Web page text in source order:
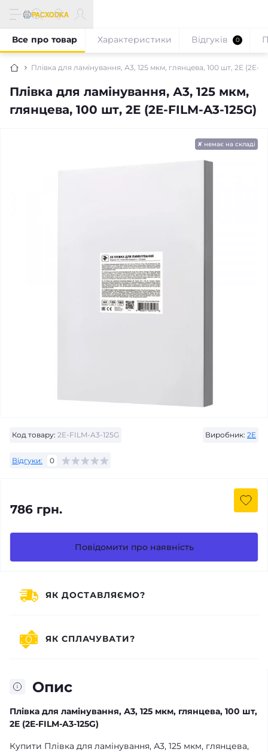
Плівка для ламінування, А3, 125 мкм, глянцева, 100 шт, 2E (2E-
Плівка для ламінування, А3, 125 мкм,
глянцева, 100 шт, 2E (2E-FILM-A3-125G)
Все про товар Характеристики Відгуків 0
✘ немає на складі
Код товару: 2E-FILM-A3-125G Виробник: 2E
Відгуки: 0
786 грн.
Повідомити про наявність
Опис
Плівка для ламінування, А3, 125 мкм, глянцева, 100 шт,
2E (2E-FILM-A3-125G)
Купити Плівка для ламінування, А3, 125 мкм, глянцева,
ЯК ДОСТАВЛЯЄМО?
ЯК СПЛАЧУВАТИ?